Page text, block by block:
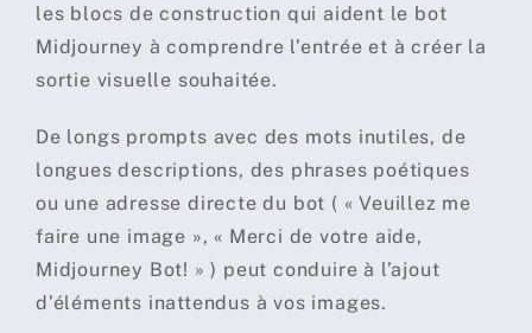
les blocs de construction qui aident le bot
Midjourney à comprendre l’entrée et à créer la
sortie visuelle souhaitée.
De longs prompts avec des mots inutiles, de
longues descriptions, des phrases poétiques
ou une adresse directe du bot ( « Veuillez me
faire une image », « Merci de votre aide,
Midjourney Bot! » ) peut conduire à l’ajout
d’éléments inattendus à vos images.